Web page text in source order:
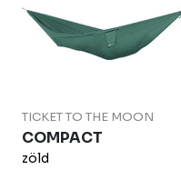
TICKET TO THE MOON
COMPACT
zöld